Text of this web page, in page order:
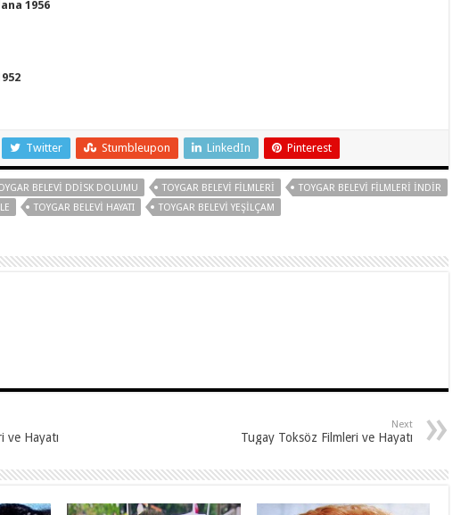
1956
Twitter Stumbleupon LinkedIn Pinterest
BELEVI DDISK DOLUMU TOYGAR BELEVI FILMLERI
TOYGAR BELEVI FILMLERI INDIR
TOYGAR BELEVI HAYATI TOYGAR BELEVI YEŞILÇAM
ve Hayatı
Next
Tugay Toksöz Filmleri ve Hayatı